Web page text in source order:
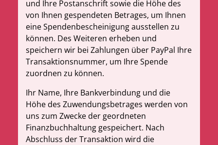
und Ihre Postanschrift sowie die Höhe des
von Ihnen gespendeten Betrages, um Ihnen
eine Spendenbescheinigung ausstellen zu
können. Des Weiteren erheben und
speichern wir bei Zahlungen über PayPal Ihre
Transaktionsnummer, um Ihre Spende
zuordnen zu können.
Ihr Name, Ihre Bankverbindung und die
Höhe des Zuwendungsbetrages werden von
uns zum Zwecke der geordneten
Finanzbuchhaltung gespeichert. Nach
Abschluss der Transaktion wird die